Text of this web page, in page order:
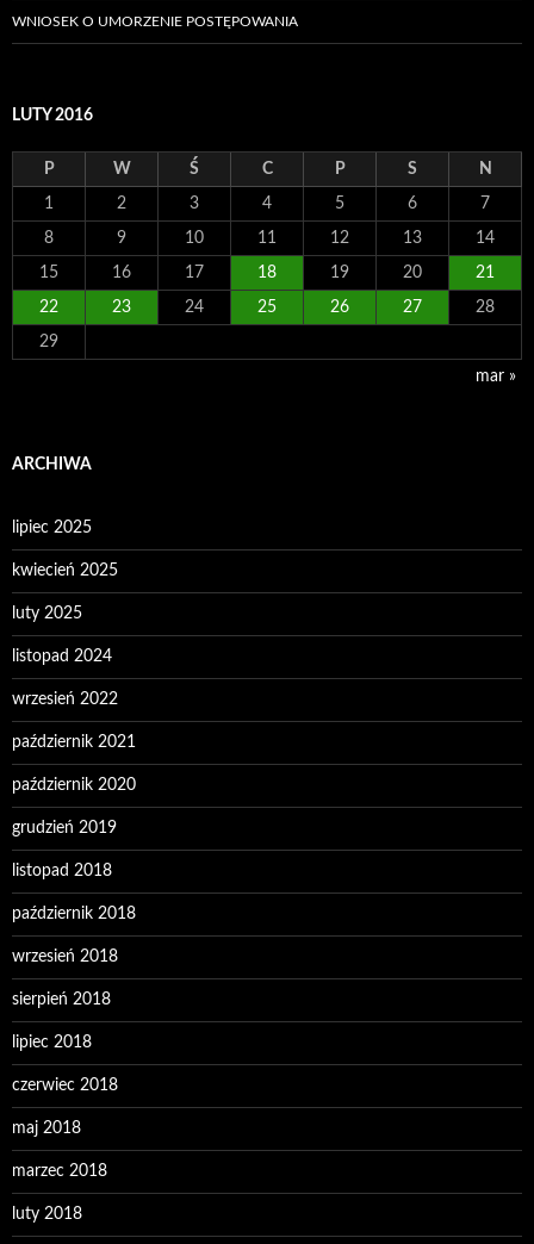
WNIOSEK O UMORZENIE POSTĘPOWANIA
LUTY 2016
P W Ś C P S N
1 2 3 4 5 6 7
8 9 10 11 12 13 14
15 16 17 18 19 20 21
22 23 24 25 26 27 28
29
mar »
ARCHIWA
lipiec 2025
kwiecień 2025
luty 2025
listopad 2024
wrzesień 2022
październik 2021
październik 2020
grudzień 2019
listopad 2018
październik 2018
wrzesień 2018
sierpień 2018
lipiec 2018
czerwiec 2018
maj 2018
marzec 2018
luty 2018